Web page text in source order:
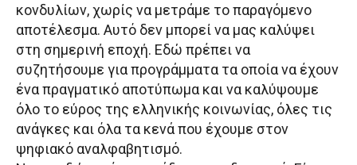
κονδυλίων, χωρίς να μετράμε το παραγόμενο
αποτέλεσμα. Αυτό δεν μπορεί να μας καλύψει
στη σημερινή εποχή. Εδώ πρέπει να
συζητήσουμε για προγράμματα τα οποία να έχουν
ένα πραγματικό αποτύπωμα και να καλύψουμε
όλο το εύρος της ελληνικής κοινωνίας, όλες τις
ανάγκες και όλα τα κενά που έχουμε στον
ψηφιακό αναλφαβητισμό.